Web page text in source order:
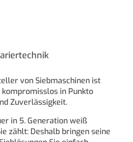
von Siebmaschinen ist
in Punkto
Zuverlässigkeit.
in 5. Generation weiß
zählt: Deshalb bringen seine